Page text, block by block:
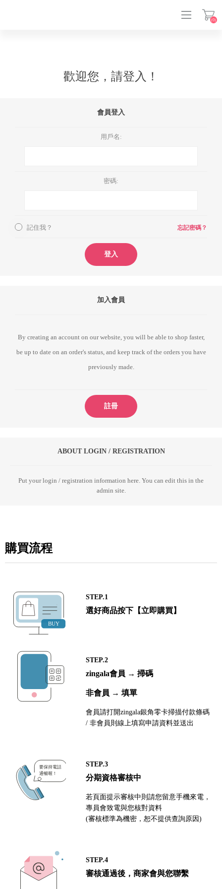
(0)
歡迎您，請登入！
會員登入
用戶名:
密碼:
記住我？ 忘記密碼？
登入
加入會員
By creating an account on our website, you will be able to shop faster,
be up to date on an order's status, and keep track of the orders you have
previously made.
註冊
ABOUT LOGIN / REGISTRATION
Put your login / registration information here. You can edit this in the
admin site.
購買流程
STEP.1
選好商品按下【立即購買】
STEP.2
zingala會員 → 掃碼
非會員 → 填單
會員請打開zingala銀角零卡掃描付款條碼
/ 非會員則線上填寫申請資料並送出
STEP.3
分期資格審核中
若頁面提示審核中則請您留意手機來電，
專員會致電與您核對資料
(審核標準為機密，恕不提供查詢原因)
STEP.4
審核通過後，商家會與您聯繫